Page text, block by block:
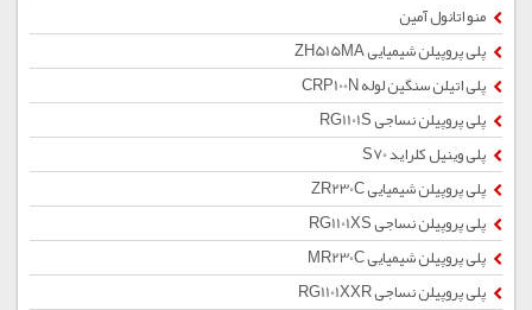
منو اتانول آمین
پلی پروپیلن شیمیایی ZH515MA
پلی اتیلن سنگین لوله CRP100N
پلی پروپیلن نساجی RG1101S
پلی وینیل کلراید S70
پلی پروپیلن شیمیایی ZR230C
پلی پروپیلن نساجی RG1101XS
پلی پروپیلن شیمیایی MR230C
پلی پروپیلن نساجی RG1101XXR